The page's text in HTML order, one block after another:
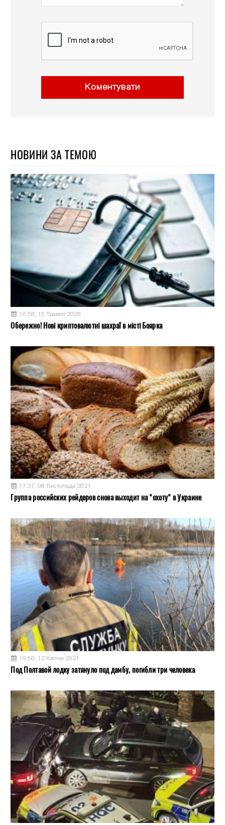
Коментувати
НОВИНИ ЗА ТЕМОЮ
16:58, 15 Травня 2023
Обережно! Нові криптовалютні шахраї в місті Боярка
17:37, 08 Листопада 2021
Группа российских рейдеров снова выходит на "охоту" в Украине
19:50, 12 Квітня 2021
Под Полтавой лодку затянуло под дамбу, погибли три человека